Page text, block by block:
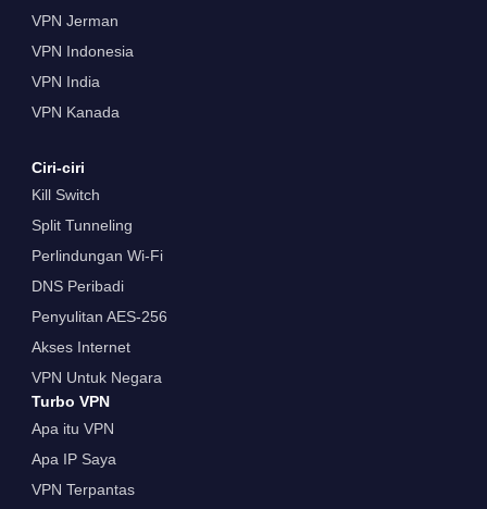
VPN Jerman
VPN Indonesia
VPN India
VPN Kanada
Ciri-ciri
Kill Switch
Split Tunneling
Perlindungan Wi-Fi
DNS Peribadi
Penyulitan AES-256
Akses Internet
VPN Untuk Negara
Turbo VPN
Apa itu VPN
Apa IP Saya
VPN Terpantas